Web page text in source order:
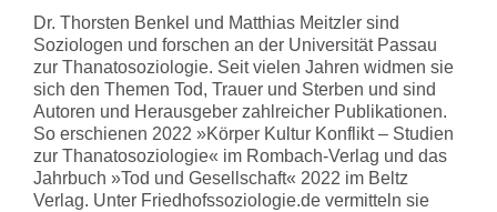
Dr. Thorsten Benkel und Matthias Meitzler sind
Soziologen und forschen an der Universität Passau
zur Thanatosoziologie. Seit vielen Jahren widmen sie
sich den Themen Tod, Trauer und Sterben und sind
Autoren und Herausgeber zahlreicher Publikationen.
So erschienen 2022 »Körper Kultur Konflikt – Studien
zur Thanatosoziologie« im Rombach-Verlag und das
Jahrbuch »Tod und Gesellschaft« 2022 im Beltz
Verlag. Unter Friedhofssoziologie.de vermitteln sie